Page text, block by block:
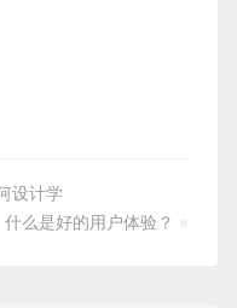
设计学
什么是好的用户体验？ »